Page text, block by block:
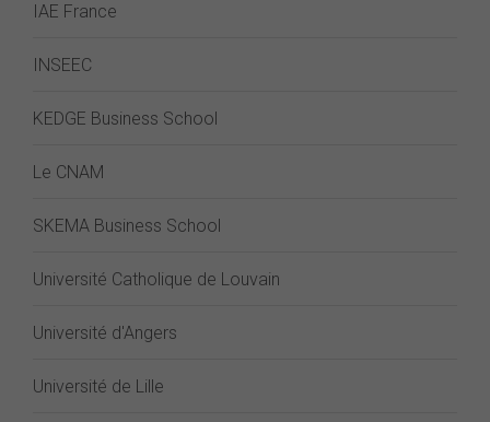
IAE France
INSEEC
KEDGE Business School
Le CNAM
SKEMA Business School
Université Catholique de Louvain
Université d'Angers
Université de Lille